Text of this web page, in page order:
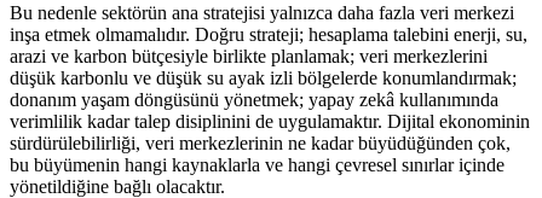
Bu nedenle sektörün ana stratejisi yalnızca daha fazla veri merkezi
inşa etmek olmamalıdır. Doğru strateji; hesaplama talebini enerji, su,
arazi ve karbon bütçesiyle birlikte planlamak; veri merkezlerini
düşük karbonlu ve düşük su ayak izli bölgelerde konumlandırmak;
donanım yaşam döngüsünü yönetmek; yapay zekâ kullanımında
verimlilik kadar talep disiplinini de uygulamaktır. Dijital ekonominin
sürdürülebilirliği, veri merkezlerinin ne kadar büyüdüğünden çok,
bu büyümenin hangi kaynaklarla ve hangi çevresel sınırlar içinde
yönetildiğine bağlı olacaktır.